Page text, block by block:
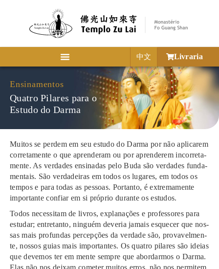
中文 Livraria
Ensinamentos
Quatro Pilares para o
Estudo do Darma
Muitos se per­dem em seu estu­do do Darma por não apli­ca­rem
cor­re­ta­men­te o que aprende­ram ou por apren­de­rem incor­re­ta­
men­te. As ver­da­des ensi­na­das pelo Buda são verda­des fun­da­
men­tais. São ver­da­dei­ras em todos os luga­res, em todos os
tem­pos e para todas as pes­soas. Portanto, é extre­ma­men­te
impor­tan­te con­fiar em si pró­prio duran­te os estu­dos.
Todos neces­si­tam de ­livros, expla­na­ções e pro­fes­so­res para
estu­dar; entre­tan­to, nin­guém deve­ria ­jamais esque­cer que nos­
sas mais pro­fun­das per­cep­ções da ver­da­de são, provavelmen­
te, nos­sos guias mais impor­tan­tes. Os qua­tro pila­res são ­ideias
que deve­mos ter em mente sem­pre que abor­dar­mos o Darma.